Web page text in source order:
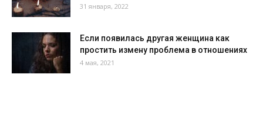
31 января, 2022
Если появилась другая женщина как
простить измену проблема в отношениях
4 мая, 2021